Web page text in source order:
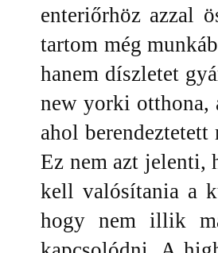
enteriőrhöz azzal
tartom még
hanem díszletet
new yorki otthona,
ahol
Ez nem azt jelenti,
kell valósítania a
hogy nem illik